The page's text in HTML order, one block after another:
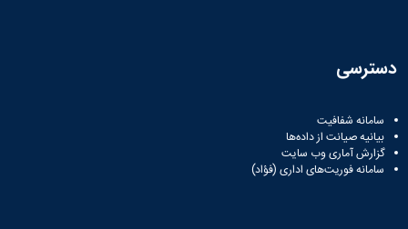
و
اسناد
پایان
نامه
و
دسترسی
سامانه شفافیت
بیانیه صیانت از داده‌ها
گزارش آماری وب‌ سایت
سامانه فوریت‌های اداری (فؤاد)